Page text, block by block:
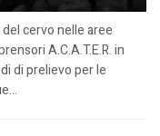
cervo nelle aree
A.C.A.T.E.R. in
di prelievo per le